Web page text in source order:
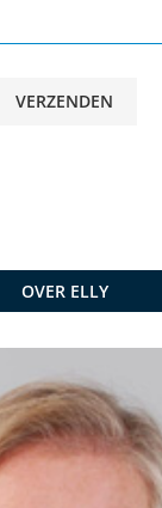
OVER ELLY